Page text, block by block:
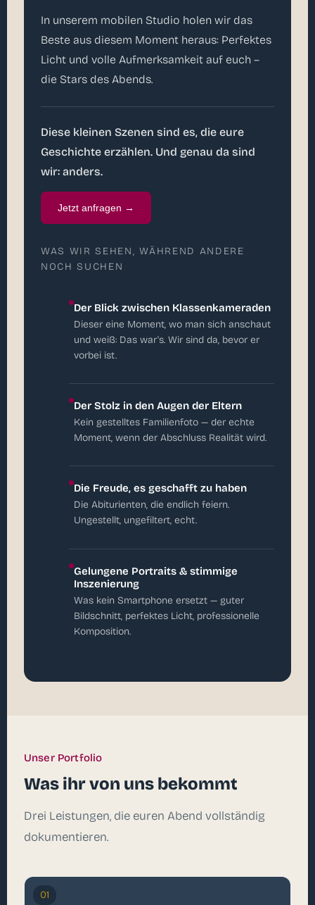
In unserem mobilen Studio holen wir das
Beste aus diesem Moment heraus: Perfektes
Licht und volle Aufmerksamkeit auf euch –
die Stars des Abends.
Diese kleinen Szenen sind es, die eure
Geschichte erzählen. Und genau da sind
wir: anders.
Jetzt anfragen →
WAS WIR SEHEN, WÄHREND ANDERE
NOCH SUCHEN
Der Blick zwischen Klassenkameraden
Dieser eine Moment, wo man sich anschaut
und weiß: Das war's. Wir sind da, bevor er
vorbei ist.
Der Stolz in den Augen der Eltern
Kein gestelltes Familienfoto — der echte
Moment, wenn der Abschluss Realität wird.
Die Freude, es geschafft zu haben
Die Abiturienten, die endlich feiern.
Ungestellt, ungefiltert, echt.
Gelungene Portraits & stimmige
Inszenierung
Was kein Smartphone ersetzt — guter
Bildschnitt, perfektes Licht, professionelle
Komposition.
Unser Portfolio
Was ihr von uns bekommt
Drei Leistungen, die euren Abend vollständig
dokumentieren.
01